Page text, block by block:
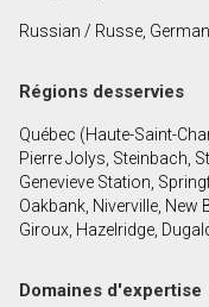
Nom
Téléphone
(Optionnel)
Message
Russian / Russe,
Régions desservies
Québec (Haute-Saint-
Pierre Jolys, Steinbach,
Genevieve Station,
Oakbank, Niverville, New
Giroux, Hazelridge,
Domaines d'expertise